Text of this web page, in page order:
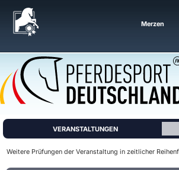
Merzen
VERANSTALTUNGEN
Weitere Prüfungen der Veranstaltung in zeitlicher